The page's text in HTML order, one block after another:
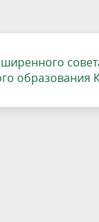
образования